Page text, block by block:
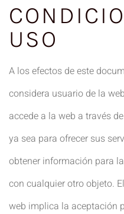
USO
A los efectos de este
considera usuario de la
accede a la web a través
ya sea para ofrecer sus
obtener información para
con cualquier otro objeto.
web implica la aceptación